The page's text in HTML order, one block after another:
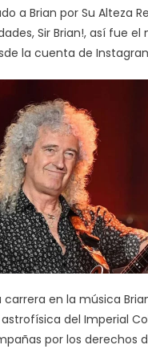
a Brian por Su Alteza
Sir Brian!, así fue
la cuenta de
carrera en la música
del Imperial
por los derechos